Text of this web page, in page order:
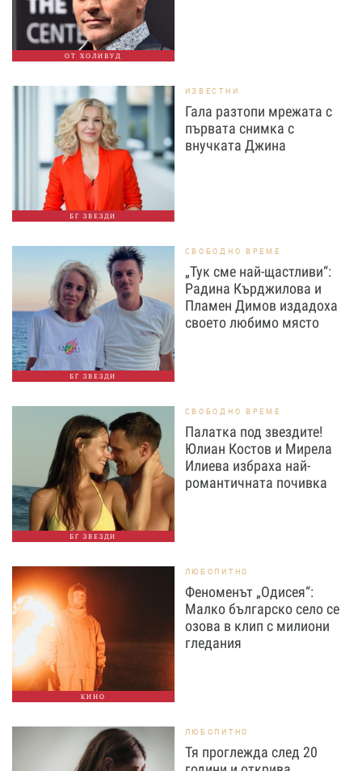
ОТ ХОЛИВУД
БГ ЗВЕЗДИ
ИЗВЕСТНИ
Гала разтопи мрежата с
първата снимка с
внучката Джина
БГ ЗВЕЗДИ
СВОБОДНО ВРЕМЕ
„Тук сме най-щастливи“:
Радина Кърджилова и
Пламен Димов издадоха
своето любимо място
БГ ЗВЕЗДИ
СВОБОДНО ВРЕМЕ
Палатка под звездите!
Юлиан Костов и Мирела
Илиева избраха най-
романтичната почивка
КИНО
ЛЮБОПИТНО
Феноменът „Одисея“:
Малко българско село се
озова в клип с милиони
гледания
ЛЮБОПИТНО
Тя проглежда след 20